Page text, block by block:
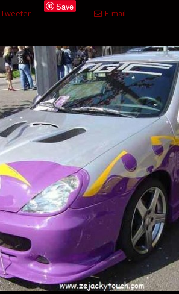
Tweeter
Save
E-mail